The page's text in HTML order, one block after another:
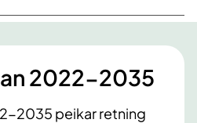
2022-2035
2035 peikar retning